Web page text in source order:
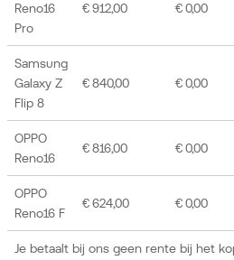
Je betaalt bij ons geen rente bij het
Reno16
Pro
€ 912,00 € 0,00
Samsung
Galaxy Z
Flip 8
€ 840,00 € 0,00
OPPO
Reno16
€ 816,00 € 0,00
OPPO
Reno16 F
€ 624,00 € 0,00